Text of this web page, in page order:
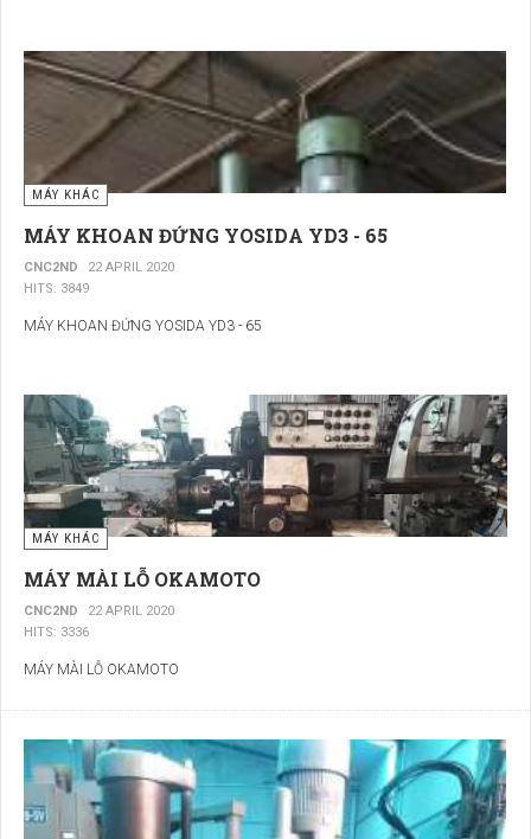
MÁY KHÁC
MÁY KHOAN ĐỨNG YOSIDA YD3 - 65
CNC2ND
22 APRIL 2020
HITS: 3849
MÁY KHOAN ĐỨNG YOSIDA YD3 - 65
MÁY KHÁC
MÁY MÀI LỖ OKAMOTO
CNC2ND
22 APRIL 2020
HITS: 3336
MÁY MÀI LỖ OKAMOTO